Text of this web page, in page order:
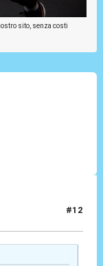
sito, senza costi
#12